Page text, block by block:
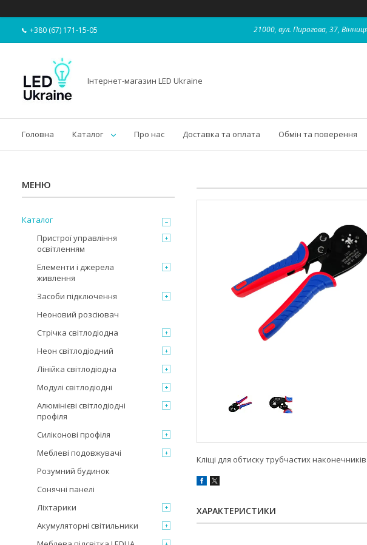
+380 (67) 171-15-05 21000, вул. Пирогова, 37,
Інтернет-магазин LED Ukraine
Головна Каталог Про нас Доставка та оплата Обмін та поверення
Кліщі для обтиску трубчастих
ХАРАКТЕРИСТИКИ
Каталог
Пристрої управління
освітленням
Елементи і джерела
живлення
Засоби підключення
Неоновий розсіювач
Стрічка світлодіодна
Неон світлодіодний
Лінійка світлодіодна
Модулі світлодіодні
Алюмінієві світлодіодні
профіля
Силіконові профіля
Меблеві подовжувачі
Розумний будинок
Сонячні панелі
Ліхтарики
Акумуляторні світильники